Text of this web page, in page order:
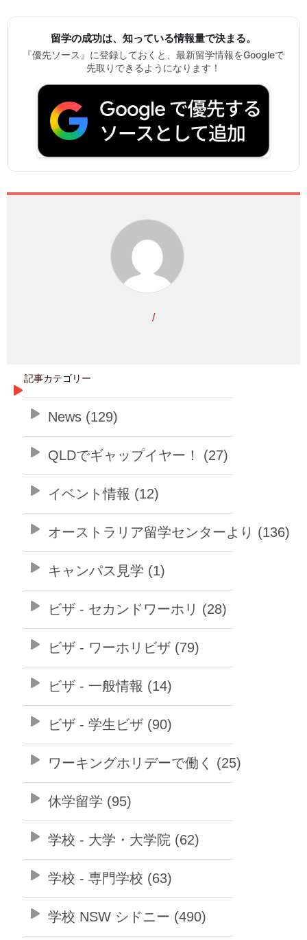
留学の成功は、知っている情報量で決まる。
『優先ソース』に登録しておくと、最新留学情報をGoogleで
先取りできるようになります！
/
記事カテゴリー
News (129)
QLDでギャップイヤー！ (27)
イベント情報 (12)
オーストラリア留学センターより (136)
キャンパス見学 (1)
ビザ - セカンドワーホリ (28)
ビザ - ワーホリビザ (79)
ビザ - 一般情報 (14)
ビザ - 学生ビザ (90)
ワーキングホリデーで働く (25)
休学留学 (95)
学校 - 大学・大学院 (62)
学校 - 専門学校 (63)
学校 NSW シドニー (490)